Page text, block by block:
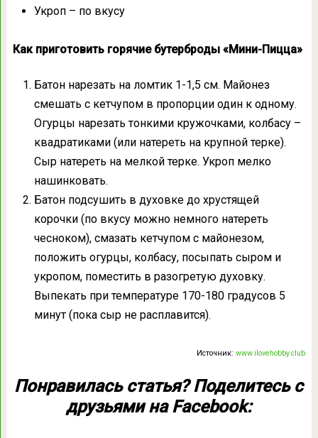
Укроп – по вкусу
Как приготовить горячие бутерброды «Мини-Пицца»
Батон нарезать на ломтик 1-1,5 см. Майонез
смешать с кетчупом в пропорции один к одному.
Огурцы нарезать тонкими кружочками, колбасу –
квадратиками (или натереть на крупной терке).
Сыр натереть на мелкой терке. Укроп мелко
нашинковать.
Батон подсушить в духовке до хрустящей
корочки (по вкусу можно немного натереть
чесноком), смазать кетчупом с майонезом,
положить огурцы, колбасу, посыпать сыром и
укропом, поместить в разогретую духовку.
Выпекать при температуре 170-180 градусов 5
минут (пока сыр не расплавится).
Источник:www.ilovehobby.club
Понравилась статья? Поделитесь с
друзьями на Facebook: